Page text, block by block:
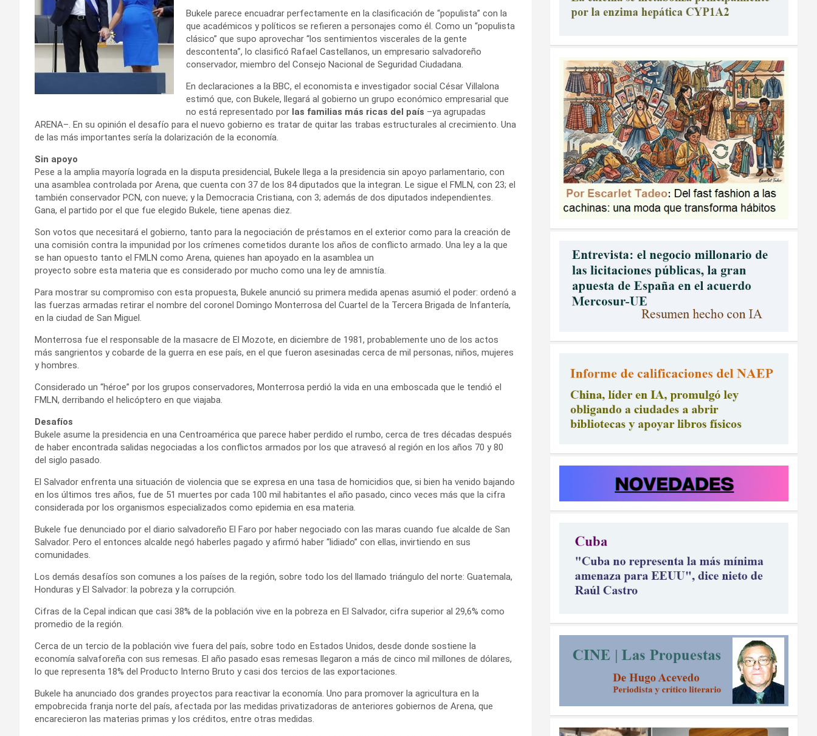
Bukele parece encuadrar perfectamente en la clasificación de “populista” con la
que académicos y políticos se refieren a personajes como él. Como un “populista
clásico” que supo aprovechar “los sentimientos viscerales de la gente
descontenta”, lo clasificó Rafael Castellanos, un empresario salvadoreño
conservador, miembro del Consejo Nacional de Seguridad Ciudadana.
En declaraciones a la BBC, el economista e investigador social César Villalona
estimó que, con Bukele, llegará al gobierno un grupo económico empresarial que
no está representado por las familias más ricas del país –ya agrupadas
ARENA–. En su opinión el desafío para el nuevo gobierno es tratar de quitar las trabas estructurales al crecimiento. Una
de las más importantes sería la dolarización de la economía.
Sin apoyo
Pese a la amplia mayoría lograda en la disputa presidencial, Bukele llega a la presidencia sin apoyo parlamentario, con
una asamblea controlada por Arena, que cuenta con 37 de los 84 diputados que la integran. Le sigue el FMLN, con 23; el
también conservador PCN, con nueve; y la Democracia Cristiana, con 3; además de dos diputados independientes.
Gana, el partido por el que fue elegido Bukele, tiene apenas diez.
Son votos que necesitará el gobierno, tanto para la negociación de préstamos en el exterior como para la creación de
una comisión contra la impunidad por los crímenes cometidos durante los años de conflicto armado. Una ley a la que
se han opuesto tanto el FMLN como Arena, quienes han apoyado en la asamblea un
proyecto sobre esta materia que es considerado por mucho como una ley de amnistía.
Para mostrar su compromiso con esta propuesta, Bukele anunció su primera medida apenas asumió el poder: ordenó a
las fuerzas armadas retirar el nombre del coronel Domingo Monterrosa del Cuartel de la Tercera Brigada de Infantería,
en la ciudad de San Miguel.
Monterrosa fue el responsable de la masacre de El Mozote, en diciembre de 1981, probablemente uno de los actos
más sangrientos y cobarde de la guerra en ese país, en el que fueron asesinadas cerca de mil personas, niños, mujeres
y hombres.
Considerado un “héroe” por los grupos conservadores, Monterrosa perdió la vida en una emboscada que le tendió el
FMLN, derribando el helicóptero en que viajaba.
Desafíos
Bukele asume la presidencia en una Centroamérica que parece haber perdido el rumbo, cerca de tres décadas después
de haber encontrada salidas negociadas a los conflictos armados por los que atravesó al región en los años 70 y 80
del siglo pasado.
El Salvador enfrenta una situación de violencia que se expresa en una tasa de homicidios que, si bien ha venido bajando
en los últimos tres años, fue de 51 muertes por cada 100 mil habitantes el año pasado, cinco veces más que la cifra
considerada por los organismos especializados como epidemia en esa materia.
Bukele fue denunciado por el diario salvadoreño El Faro por haber negociado con las maras cuando fue alcalde de San
Salvador. Pero el entonces alcalde negó haberles pagado y afirmó haber “lidiado” con ellas, invirtiendo en sus
comunidades.
Los demás desafíos son comunes a los países de la región, sobre todo los del llamado triángulo del norte: Guatemala,
Honduras y El Salvador: la pobreza y la corrupción.
Cifras de la Cepal indican que casi 38% de la población vive en la pobreza en El Salvador, cifra superior al 29,6% como
promedio de la región.
Cerca de un tercio de la población vive fuera del país, sobre todo en Estados Unidos, desde donde sostiene la
economía salvaforeña con sus remesas. El año pasado esas remesas llegaron a más de cinco mil millones de dólares,
lo que representa 18% del Producto Interno Bruto y casi dos tercios de las exportaciones.
Bukele ha anunciado dos grandes proyectos para reactivar la economía. Uno para promover la agricultura en la
empobrecida franja norte del país, afectada por las medidas privatizadoras de anteriores gobiernos de Arena, que
encarecieron las materias primas y los créditos, entre otras medidas.